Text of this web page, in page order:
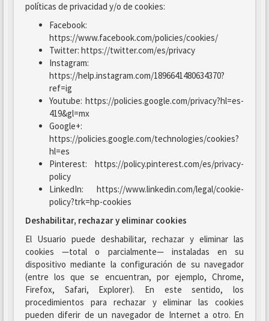
políticas de privacidad y/o de cookies:
Facebook:
https://www.facebook.com/policies/cookies/
Twitter: https://twitter.com/es/privacy
Instagram:
https://help.instagram.com/1896641480634370?
ref=ig
Youtube: https://policies.google.com/privacy?hl=es-
419&gl=mx
Google+:
https://policies.google.com/technologies/cookies?
hl=es
Pinterest: https://policy.pinterest.com/es/privacy-
policy
LinkedIn: https://www.linkedin.com/legal/cookie-
policy?trk=hp-cookies
Deshabilitar, rechazar y eliminar cookies
El Usuario puede deshabilitar, rechazar y eliminar las
cookies —total o parcialmente— instaladas en su
dispositivo mediante la configuración de su navegador
(entre los que se encuentran, por ejemplo, Chrome,
Firefox, Safari, Explorer). En este sentido, los
procedimientos para rechazar y eliminar las cookies
pueden diferir de un navegador de Internet a otro. En